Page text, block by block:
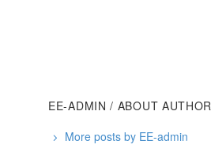
EE-ADMIN/ ABOUT AUTHOR
More posts by EE-admin